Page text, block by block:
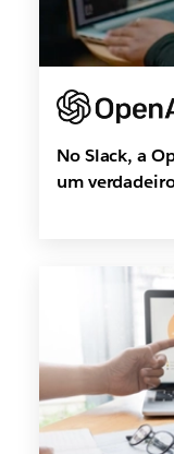
No Slack, a
um